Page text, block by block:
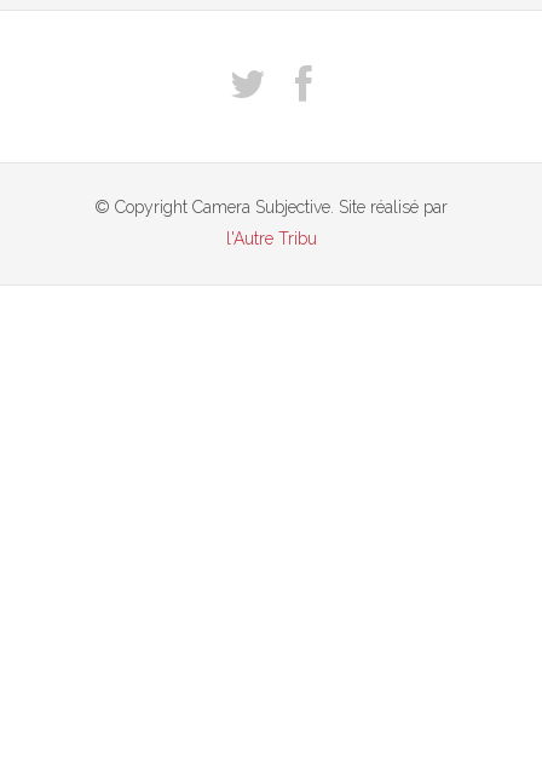
© Copyright Camera Subjective. Site réalisé par
l'Autre Tribu